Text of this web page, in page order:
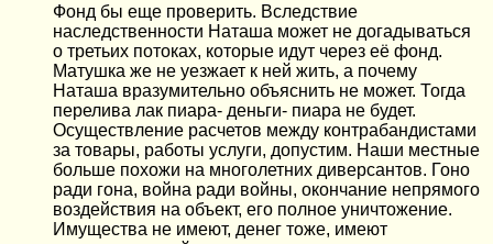
Фонд бы еще проверить. Вследствие
наследственности Наташа может не догадываться
о третьих потоках, которые идут через её фонд.
Матушка же не уезжает к ней жить, а почему
Наташа вразумительно объяснить не может. Тогда
перелива лак пиара- деньги- пиара не будет.
Осуществление расчетов между контрабандистами
за товары, работы услуги, допустим. Наши местные
больше похожи на многолетних диверсантов. Гоно
ради гона, война ради войны, окончание непрямого
воздействия на объект, его полное уничтожение.
Имущества не имеют, денег тоже, имеют